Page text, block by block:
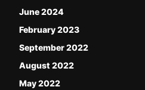
June 2024
February 2023
September 2022
August 2022
May 2022